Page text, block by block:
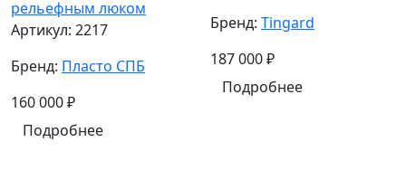
рельефным люком
Артикул: 2217
Бренд: Пласто СПБ
160 000₽
Подробнее
Бренд: Tingard
187 000₽
Подробнее